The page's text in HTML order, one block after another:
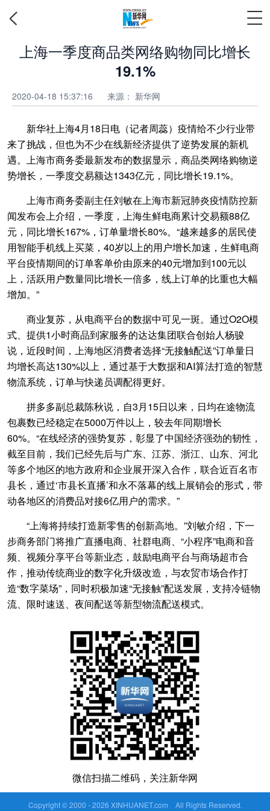
上海一季度商品类网络购物同比增长
19.1%
2020-04-18 15:37:16 来源： 新华网
新华社上海4月18日电（记者周蕊）疫情给不少行业带
来了挑战，但也为不少在线新经济提供了逆势发展的新机
遇。上海市商务委最新发布的数据显示，商品类网络购物逆
势增长，一季度交易额达1343亿元，同比增长19.1%。
上海市商务委副主任刘敏在上海市新冠肺炎疫情防控新
闻发布会上介绍，一季度，上海生鲜电商累计交易额88亿
元，同比增长167%，订单量增长80%。“越来越多的居民使
用智能手机线上买菜，40岁以上的用户增长加速，生鲜电商
平台疫情期间的订单客单价由原来的40元增加到100元以
上，活跃用户数量同比增长一倍多，线上订单的比重也大幅
增加。”
商业复苏，从电商平台的数据中可见一斑。通过O2O模
式、提供1小时商品到家服务的达达集团联合创始人杨骏
说，近段时间，上海地区消费者选择“无接触配送”订单量日
均增长高达130%以上，通过基于大数据和AI算法打造的智慧
物流系统，订单与快递员调配得更好。
拼多多副总裁陈秋说，自3月15日以来，日均在途物流
包裹数已经稳定在5000万件以上，较去年同期增长
60%。“在线经济的强势复苏，彰显了中国经济强劲的韧性，
截至目前，我们已经先后与广东、江苏、浙江、山东、河北
等多个地区的地方政府和企业展开深入合作，联合近百名市
县长，通过‘市县长直播’和永不落幕的线上展销会的形式，带
动各地区的消费品对接6亿用户的需求。”
“上海将持续打造新零售的创新高地。”刘敏介绍，下一
步商务部门将推广直播电商、社群电商、“小程序”电商和音
频、视频分享平台等新业态，鼓励电商平台与商场超市合
作，推动传统商业的数字化升级改造，与农贸市场合作打
造“数字菜场”，同时积极加速“无接触”配送发展，支持冷链物
流、限时速送、夜间配送等新型物流配送模式。
微信扫描二维码，关注新华网
Copyright © 2000 -2026 XINHUANET.com All Rights Reserved.